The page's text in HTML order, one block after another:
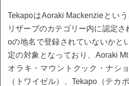
TekapoはAoraki Mackenzieとい
リザーブのカテゴリー内に認定
oの地名で登録されていないかと
定の対象となっており、Aoraki
オラキ・マウントクック・ナシ
（トワイゼル）、Tekapo（テカ